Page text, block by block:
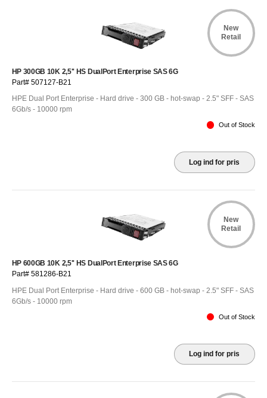
New
Retail
HP 300GB 10K 2,5'' HS DualPort Enterprise SAS 6G
Part# 507127-B21
HPE Dual Port Enterprise - Hard drive - 300 GB - hot-swap - 2.5" SFF - SAS
6Gb/s - 10000 rpm
Out of Stock
Log ind for pris
New
Retail
HP 600GB 10K 2,5'' HS DualPort Enterprise SAS 6G
Part# 581286-B21
HPE Dual Port Enterprise - Hard drive - 600 GB - hot-swap - 2.5" SFF - SAS
6Gb/s - 10000 rpm
Out of Stock
Log ind for pris